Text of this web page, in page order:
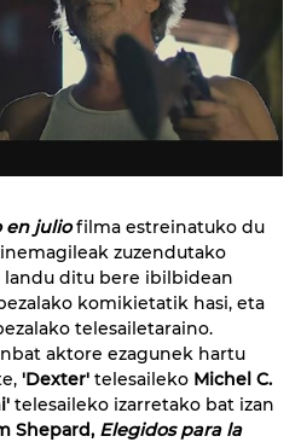
en juliofilma estreinatuko du
zuzendutako
ditu bere ibilbidean
komikietatik hasi, eta
telesailetaraino.
aktore ezagunek hartu
'Dexter' telesaileko Michel C.
' telesaileko izarretako bat izan
Shepard, Elegidos para la